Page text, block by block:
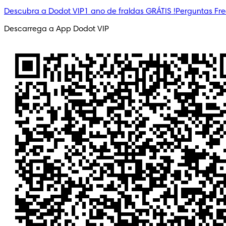
Descubra a Dodot VIP1 ano de fraldas GRÁTIS !Perguntas
Descarrega a App Dodot VIP